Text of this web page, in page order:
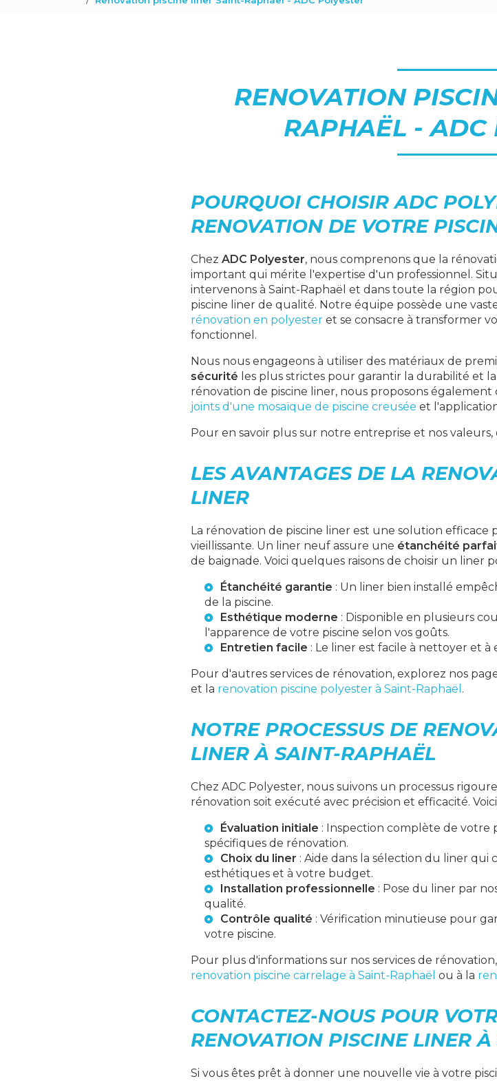
RENOVATION
RAPHAËL - ADC
POURQUOI CHOISIR ADC
RENOVATION DE VOTRE
Chez ADC Polyester, nous comprenons que la
important qui mérite l'expertise d'un professionnel.
intervenons à Saint-Raphaël et dans toute la région
piscine liner de qualité. Notre équipe possède une
rénovation en polyester et se consacre à transformer
fonctionnel.
Nous nous engageons à utiliser des matériaux de
sécurité les plus strictes pour garantir la durabilité et
rénovation de piscine liner, nous proposons également
joints d'une mosaïque de piscine creusée et
Pour en savoir plus sur notre entreprise et nos
LES AVANTAGES DE LA
LINER
La rénovation de piscine liner est une solution efficace
vieillissante. Un liner neuf assure une étanchéité
de baignade. Voici quelques raisons de choisir un liner
Étanchéité garantie : Un liner bien installé
de la piscine.
Esthétique moderne : Disponible en plusieurs
l'apparence de votre piscine selon vos goûts.
Entretien facile : Le liner est facile à nettoyer et
Pour d'autres services de rénovation, explorez nos
et la renovation piscine polyester à Saint-Raphaël .
NOTRE PROCESSUS DE
LINER À SAINT-RAPHAËL
Chez ADC Polyester, nous suivons un processus
rénovation soit exécuté avec précision et efficacité.
Évaluation initiale : Inspection complète de votre
spécifiques de rénovation.
Choix du liner : Aide dans la sélection du liner qui
esthétiques et à votre budget.
Installation professionnelle : Pose du liner par
qualité.
Contrôle qualité : Vérification minutieuse pour
votre piscine.
Pour plus d'informations sur nos services de
renovation piscine carrelage à Saint-Raphaël ou à la
CONTACTEZ-NOUS POUR
RENOVATION PISCINE LINER
Si vous êtes prêt à donner une nouvelle vie à votre